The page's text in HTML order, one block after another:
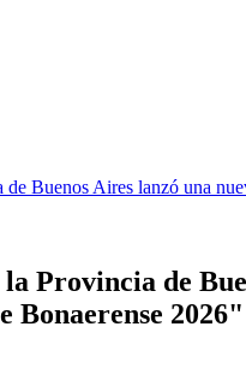
Provincia de
Bonaerense 2026"